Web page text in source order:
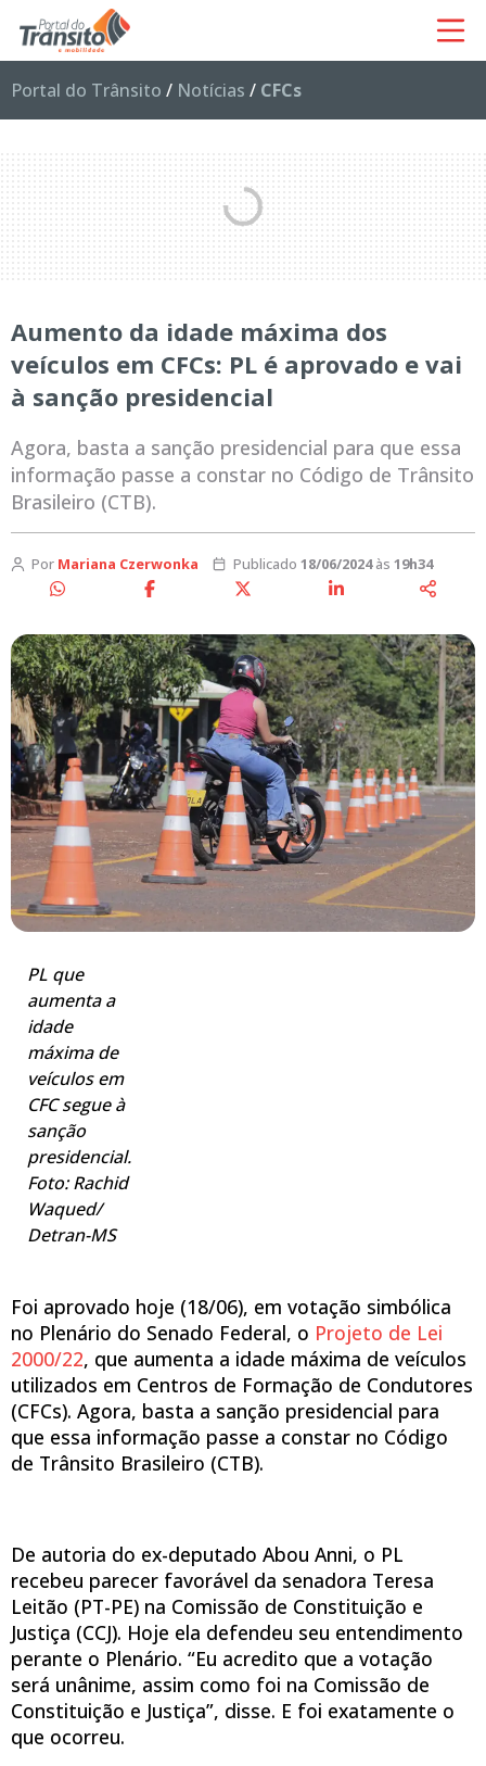
Portal do Trânsito / Notícias / CFCs
Aumento da idade máxima dos
veículos em CFCs: PL é aprovado e vai
à sanção presidencial
Agora, basta a sanção presidencial para que essa
informação passe a constar no Código de Trânsito
Brasileiro (CTB).
Por Mariana Czerwonka Publicado 18/06/2024às 19h34
PL que
aumenta a
idade
máxima de
veículos em
CFC segue à
sanção
presidencial.
Foto: Rachid
Waqued/
Detran-MS
Foi aprovado hoje (18/06), em votação simbólica
no Plenário do Senado Federal, o Projeto de Lei
2000/22, que aumenta a idade máxima de veículos
utilizados em Centros de Formação de Condutores
(CFCs). Agora, basta a sanção presidencial para
que essa informação passe a constar no Código
de Trânsito Brasileiro (CTB).
De autoria do ex-deputado Abou Anni, o PL
recebeu parecer favorável da senadora Teresa
Leitão (PT-PE) na Comissão de Constituição e
Justiça (CCJ). Hoje ela defendeu seu entendimento
perante o Plenário. “Eu acredito que a votação
será unânime, assim como foi na Comissão de
Constituição e Justiça”, disse. E foi exatamente o
que ocorreu.